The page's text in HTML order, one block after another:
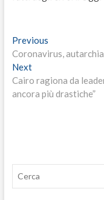
Navigazione
articoli
PreviousPrevious
post:
Coronavirus,
NextNext
post:
Cairo ragiona da
ancora più drastiche”